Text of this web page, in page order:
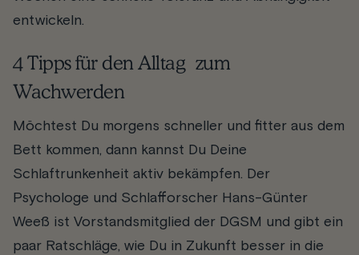
entwickeln.
4 Tipps für den Alltag zum
Wachwerden
Möchtest Du morgens schneller und fitter aus dem
Bett kommen, dann kannst Du Deine
Schlaftrunkenheit aktiv bekämpfen. Der
Psychologe und Schlafforscher Hans-Günter
Weeß ist Vorstandsmitglied der DGSM und gibt ein
paar Ratschläge, wie Du in Zukunft besser in die